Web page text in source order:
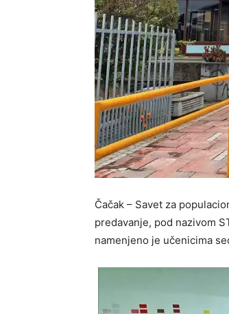
Čačak – Savet za
predavanje, pod nazivom
namenjeno je učenicima